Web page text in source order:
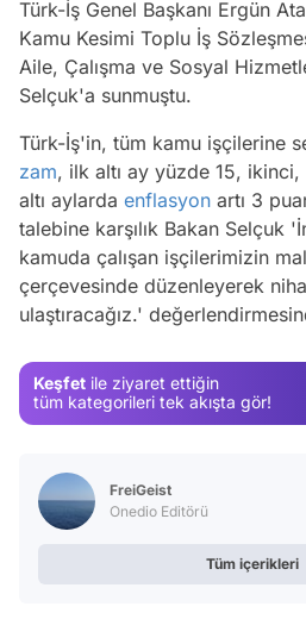
Türk-İş Genel Başkanı Ergün
Kamu Kesimi Toplu İş
Aile, Çalışma ve Sosyal
Selçuk'a sunmuştu.
Türk-İş'in, tüm kamu işçilerine
zam, ilk altı ay yüzde 15,
altı aylarda enflasyon artı 3
talebine karşılık Bakan Selçuk
kamuda çalışan işçilerimizin
çerçevesinde düzenleyerek
ulaştıracağız.'
Keşfet ile ziyaret ettiğin
tüm kategorileri tek akışta gör!
FreiGeist
Onedio Editörü
Tüm içerikleri